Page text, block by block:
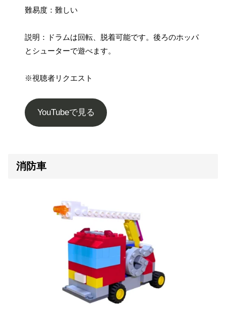
難易度：難しい
説明：ドラムは回転、脱着可能です。後ろのホッパ
とシューターで遊べます。
※視聴者リクエスト
YouTubeで見る
消防車